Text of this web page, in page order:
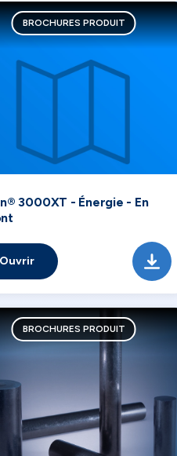
BROCHURES PRODUIT
3000XT - Énergie - En
Ouvrir
BROCHURES PRODUIT